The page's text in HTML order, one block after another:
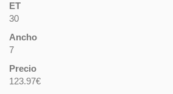
ET
30
Ancho
7
Precio
123.97€